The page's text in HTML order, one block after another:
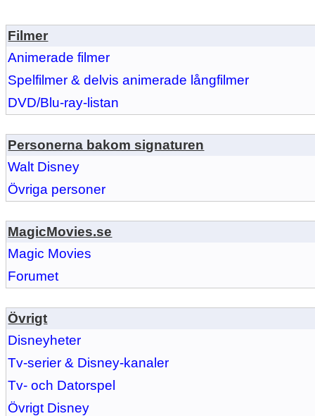
Filmer
Animerade filmer
Spelfilmer & delvis animerade långfilmer
DVD/Blu-ray-listan
Personerna bakom signaturen
Walt Disney
Övriga personer
MagicMovies.se
Magic Movies
Forumet
Övrigt
Disneyheter
Tv-serier & Disney-kanaler
Tv- och Datorspel
Övrigt Disney